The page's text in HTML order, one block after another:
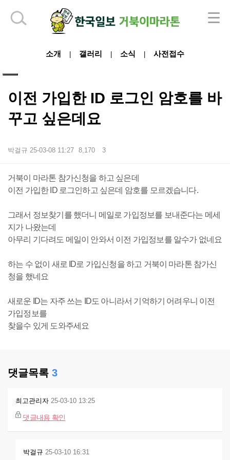
소개 갤러리 소식 사전접수
이전 가입한 ID 로그인 암호를 바
꾸고 싶은데요
박걸규 25-03-08 11:27 8,170 3
본문
거북이 마라톤 참가신청을 하고 싶은데
이전 가입한 ID 로그인하고 싶은데 암호를 모르겠습니다.
그래서 정보찾기를 했더니 메일로 가입정보를 보내준다는 메세
지가 나왔는데
아무리 기다려도 메일이 안와서 이전 가입정보를 알수가 없네요
하는 수 없이 새로 ID로 가입신청을 하고 거북이 마라톤 참가신
청을 했네요
새로운 ID는 자주 쓰는 ID도 아니라서 기억하기 어려우니 이전
가입정보를
찾을수 있게 도와주세요
댓글목록 3
최고관리자 25-03-10 13:25
댓글내용 확인
박걸규 25-03-10 16:31
하단 영역